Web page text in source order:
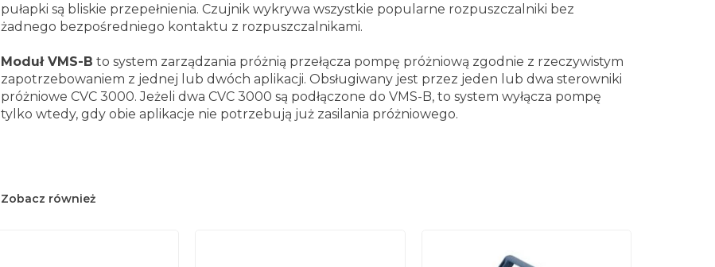
pułapki są bliskie przepełnienia. Czujnik wykrywa wszystkie popularne rozpuszczalniki bez
żadnego bezpośredniego kontaktu z rozpuszczalnikami.
Moduł VMS-B to system zarządzania próżnią przełącza pompę próżniową zgodnie z rzeczywistym
zapotrzebowaniem z jednej lub dwóch aplikacji. Obsługiwany jest przez jeden lub dwa sterowniki
próżniowe CVC 3000. Jeżeli dwa CVC 3000 są podłączone do VMS-B, to system wyłącza pompę
tylko wtedy, gdy obie aplikacje nie potrzebują już zasilania próżniowego.
Zobacz również